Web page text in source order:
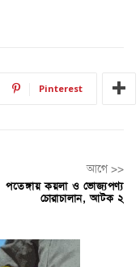
Pinterest
আগে >>
পতেঙ্গায় কয়লা ও ভোজ্যপণ্য
চোরাচালান, আটক ২